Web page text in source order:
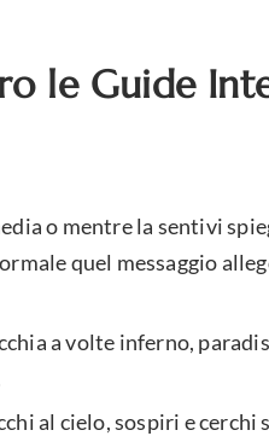
le Guide
o mentre la sentivi
quel messaggio
a volte inferno,
al cielo, sospiri e